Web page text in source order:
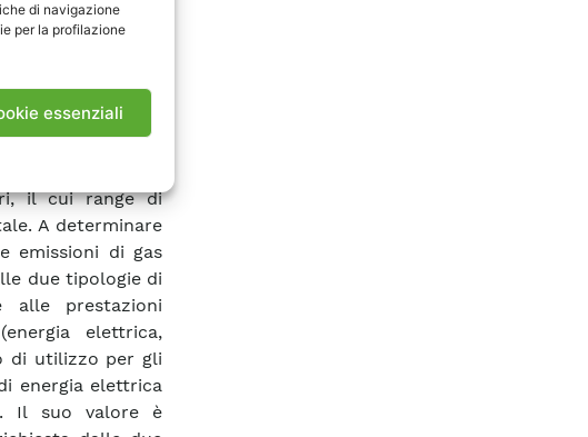
di navigazione
per la profilazione
essenziali
dovute allo
di Indicatori
costituiti da
matematiche
che possono
di calore per il
a
il cui range di
A determinare
emissioni di gas
due tipologie di
alle prestazioni
elettrica,
di utilizzo per gli
energia elettrica
Il suo valore è